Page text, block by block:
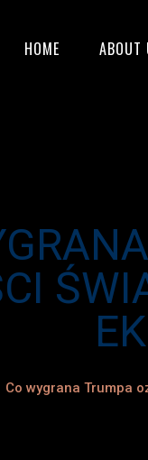
HOME ABOUT
Co wygrana Trumpa